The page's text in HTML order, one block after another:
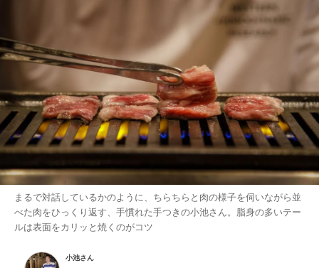
まるで対話しているかのように、ちらちらと肉の様子を伺いながら並
べた肉をひっくり返す、手慣れた手つきの小池さん。脂身の多いテー
ルは表面をカリッと焼くのがコツ
小池さん